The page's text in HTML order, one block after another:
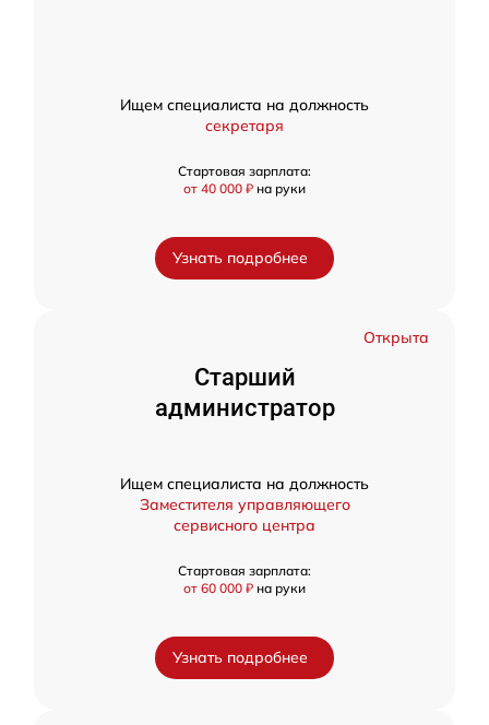
Ищем специалиста на должность
секретаря
Стартовая зарплата:
от 40 000 ₽ на руки
Узнать подробнее
Открыта
Старший
администратор
Ищем специалиста на должность
Заместителя управляющего
сервисного центра
Стартовая зарплата:
от 60 000 ₽ на руки
Узнать подробнее